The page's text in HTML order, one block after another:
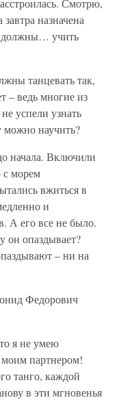
Смотрю,
назначена
должны… учить
танцевать так,
– ведь многие из
успели узнать
можно научить?
начала. Включили
с морем
вжиться в
и
А его все не было.
он опаздывает?
– ни на
Федорович
я не умею
моим партнером!
танго, каждой
в эти мгновенья